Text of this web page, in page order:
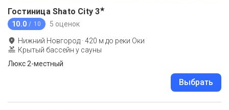
Гостиница Shato City 3★
10.0 / 10 5 оценок
Нижний Новгород ·420 м до реки Оки
Крытый бассейн у сауны
Люкс 2-местный
Выбрать